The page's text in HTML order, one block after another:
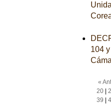
104
«
20|
39